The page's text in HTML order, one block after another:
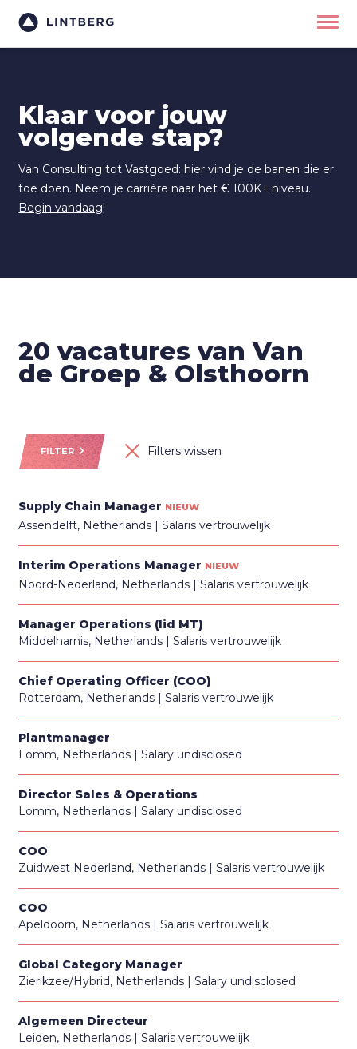
Klaar voor jouw
volgende stap?
Van Consulting tot Vastgoed: hier vind je de banen die er
toe doen. Neem je carrière naar het € 100K+ niveau.
Begin vandaag!
20 vacatures van Van
de Groep & Olsthoorn
FILTER Filters wissen
Supply Chain Manager NIEUW
Assendelft, Netherlands Salaris vertrouwelijk
Interim Operations Manager NIEUW
Noord-Nederland, Netherlands Salaris vertrouwelijk
Manager Operations (lid MT)
Middelharnis, Netherlands
Salaris vertrouwelijk
Chief Operating Officer (COO)
Rotterdam, Netherlands
Salaris vertrouwelijk
Plantmanager
Lomm, Netherlands
Salary undisclosed
Director Sales & Operations
Lomm, Netherlands
Salary undisclosed
COO
Zuidwest Nederland, Netherlands
Salaris vertrouwelijk
COO
Apeldoorn, Netherlands
Salaris vertrouwelijk
Global Category Manager
Zierikzee/Hybrid, Netherlands
Salary undisclosed
Algemeen Directeur
Leiden, Netherlands
Salaris vertrouwelijk